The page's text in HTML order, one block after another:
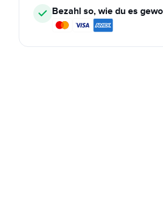
Bezahl so, wie du es